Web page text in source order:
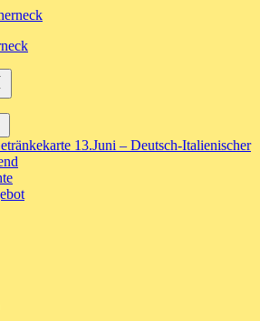
öffnen
13.Juni – Deutsch-Italienischer